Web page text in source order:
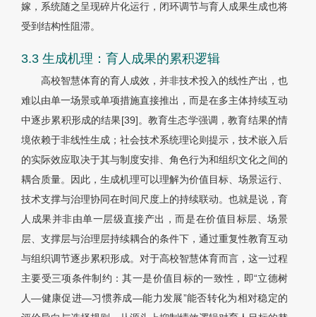
嫁，系统随之呈现碎片化运行，闭环调节与育人成果生成也将
受到结构性阻滞。
3.3 生成机理：育人成果的累积逻辑
高校智慧体育的育人成效，并非技术投入的线性产出，也
难以由单一场景或单项措施直接推出，而是在多主体持续互动
中逐步累积形成的结果[39]。教育生态学强调，教育结果的情
境依赖于非线性生成；社会技术系统理论则提示，技术嵌入后
的实际效应取决于其与制度安排、角色行为和组织文化之间的
耦合质量。因此，生成机理可以理解为价值目标、场景运行、
技术支撑与治理协同在时间尺度上的持续联动。也就是说，育
人成果并非由单一层级直接产出，而是在价值目标层、场景
层、支撑层与治理层持续耦合的条件下，通过重复性教育互动
与组织调节逐步累积形成。对于高校智慧体育而言，这一过程
主要受三项条件制约：其一是价值目标的一致性，即“立德树
人—健康促进—习惯养成—能力发展”能否转化为相对稳定的